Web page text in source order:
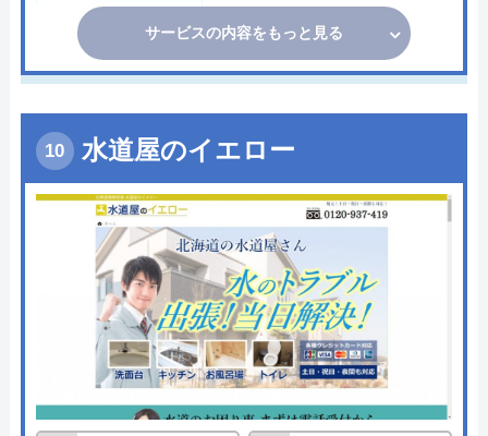
サービスの内容をもっと見る
水道屋のイエロー